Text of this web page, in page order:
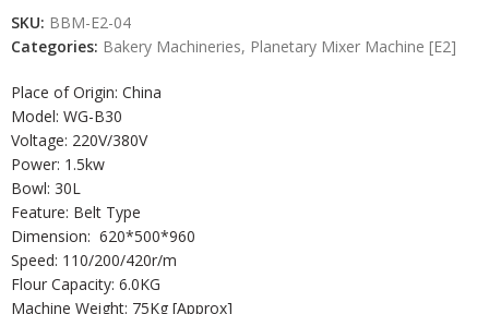
SKU: BBM-E2-04
Categories: Bakery Machineries, Planetary Mixer Machine [E2]
Place of Origin: China
Model: WG-B30
Voltage: 220V/380V
Power: 1.5kw
Bowl: 30L
Feature: Belt Type
Dimension: 620*500*960
Speed: 110/200/420r/m
Flour Capacity: 6.0KG
Machine Weight: 75Kg [Approx]